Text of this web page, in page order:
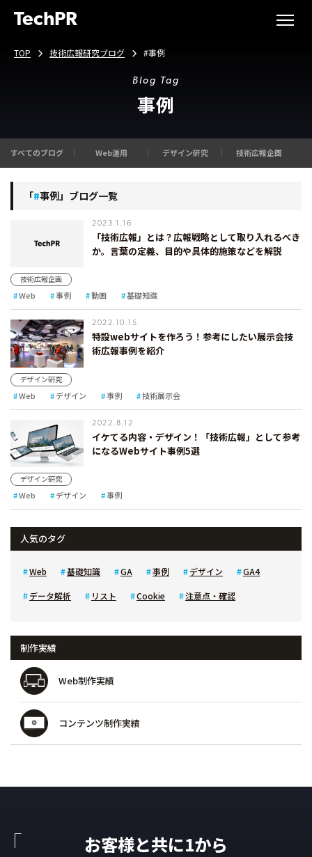
TechPR
TOP 技術広報研究ブログ #事例
Blog Tag
事例
すべてのブログ Web運用 デザイン研究 技術広報企画
「#事例」ブログ一覧
2023.1.16
「技術広報」とは？広報戦略として取り入れるべき
か。言葉の定義、目的や具体的施策などを解説
技術広報企画
Web 事例 動画 基礎知識
2022.10.15
特設webサイトを作ろう！参考にしたい展示会技
術広報事例を紹介
デザイン研究
Web デザイン 事例 技術展示会
2022.8.12
イケてる内容・デザイン！「技術広報」として参考
になるWebサイト事例5選
デザイン研究
Web デザイン 事例
人気のタグ
Web 基礎知識 GA 事例 デザイン GA4
データ解析 リスト Cookie 注意点・確認
制作実績
Web制作実績
コンテンツ制作実績
お客様と共に1から